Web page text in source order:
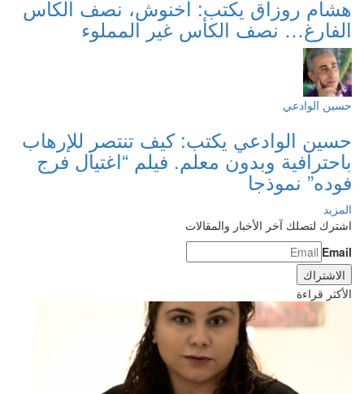
هشام روزاق يكتب: أخنوش، نصف الكأس
الفارغ… نصف الكأس غير المملوء
حسين الوادعي
حسين الوادعي يكتب: كيف تنتصر للإرهاب
باحترافية وبدون معلم. فيلم “اغتيال فرج
فوده” نموذجا
المزيد
اشترك لتصلك آخر الأخبار والمقالات
Email
الأكثر قراءة